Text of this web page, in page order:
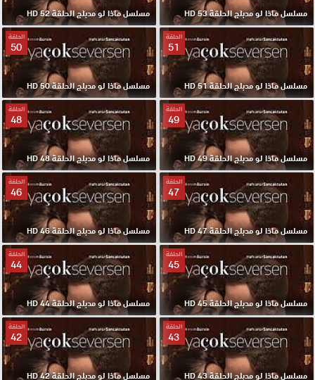
مسلسل ماذا لو مدبلج الحلقة 53 HD مسلسل ماذا لو مدبلج الحلقة 52 HD
الحلقة
51
مسلسل ماذا لو مدبلج الحلقة 51 HD
الحلقة
50
مسلسل ماذا لو مدبلج الحلقة 50 HD
الحلقة
49
مسلسل ماذا لو مدبلج الحلقة 49 HD
الحلقة
48
مسلسل ماذا لو مدبلج الحلقة 48 HD
الحلقة
47
مسلسل ماذا لو مدبلج الحلقة 47 HD
الحلقة
46
مسلسل ماذا لو مدبلج الحلقة 46 HD
الحلقة
45
مسلسل ماذا لو مدبلج الحلقة 45 HD
الحلقة
44
مسلسل ماذا لو مدبلج الحلقة 44 HD
الحلقة
43
مسلسل ماذا لو مدبلج الحلقة 43 HD
الحلقة
42
مسلسل ماذا لو مدبلج الحلقة 42 HD